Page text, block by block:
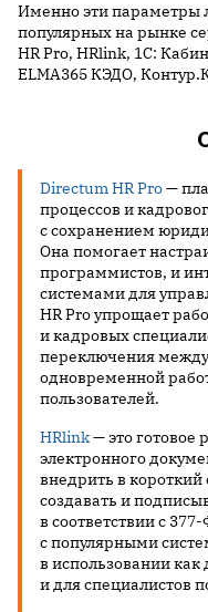
Именно эти параметры
популярных на рынке
HR Pro, HRlink, 1С:
ELMA365 КЭДО,
Directum HR Pro—
процессов и
с сохранением
Она помогает
программистов, и
системами для
HR Pro упрощает
и кадровых
переключения
одновременной
пользователей.
HRlink— это готовое
электронного
внедрить в
создавать и
в соответствии с
с популярными
в использовании как
и для специалистов